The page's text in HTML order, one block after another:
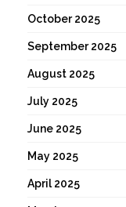
October 2025
September 2025
August 2025
July 2025
June 2025
May 2025
April 2025